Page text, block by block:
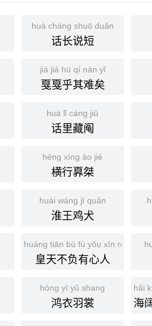
huà cháng shuō duǎn
话长说短
jiá jiá hū qí nán yǐ
戛戛乎其难矣
huà lǐ cáng jiū
话里藏阄
héng xíng ào jié
横行奡桀
huái wáng jī quǎn
淮王鸡犬
huáng tiān bù fù yǒu xīn rén
皇天不负有心人
hóng yī yǔ shang
鸿衣羽裳
hǎi
海